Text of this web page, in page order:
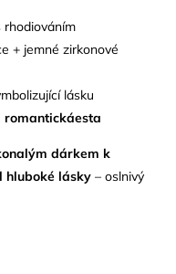
rhodiováním
+ jemné zirkonové
lásku
dárkem k
hluboké lásky – oslnivý